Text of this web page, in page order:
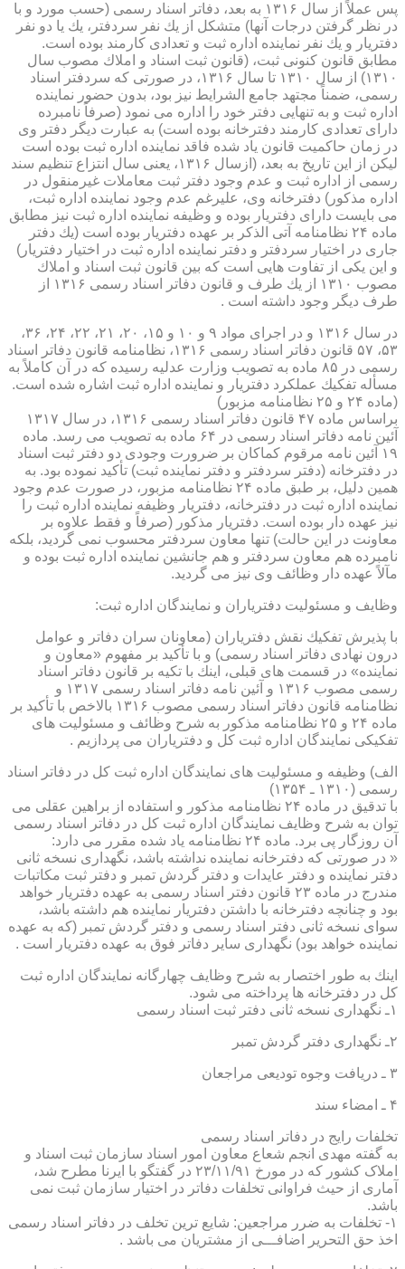
پس عملاً از سال ۱۳۱۶ به بعد، دفاتر اسناد رسمی (حسب مورد و با
در نظر گرفتن درجات آنها) متشكل از یك نفر سردفتر، یك یا دو نفر
دفتریار و یك نفر نماینده اداره ثبت و تعدادی كارمند بوده است.
مطابق قانون كنونی ثبت، (قانون ثبت اسناد و املاك مصوب سال
۱۳۱۰) از سال ۱۳۱۰ تا سال ۱۳۱۶، در صورتی كه سردفتر اسناد
رسمی، ضمناً مجتهد جامع الشرایط نیز بود، بدون حضور نماینده
اداره ثبت و به تنهایی دفتر خود را اداره می نمود (صرفاً نامبرده
دارای تعدادی كارمند دفترخانه بوده است) به عبارت دیگر دفتر وی
در زمان حاكمیت قانون یاد شده فاقد نماینده اداره ثبت بوده است
لیكن از این تاریخ به بعد، (ازسال ۱۳۱۶، یعنی سال انتزاع تنظیم سند
رسمی از اداره ثبت و عدم وجود دفتر ثبت معاملات غیرمنقول در
اداره مذكور) دفترخانه وی، علیرغم عدم وجود نماینده اداره ثبت،
می بایست دارای دفتریار بوده و وظیفه نماینده اداره ثبت نیز مطابق
ماده ۲۴ نظامنامه آتی الذكر بر عهده دفتریار بوده است (یك دفتر
جاری در اختیار سردفتر و دفتر نماینده اداره ثبت در اختیار دفتریار)
و این یكی از تفاوت هایی است كه بین قانون ثبت اسناد و املاك
مصوب ۱۳۱۰ از یك طرف و قانون دفاتر اسناد رسمی ۱۳۱۶ از
طرف دیگر وجود داشته است .
در سال ۱۳۱۶ و در اجرای مواد ۹ و ۱۰ و ۱۵، ۲۰، ۲۱، ۲۲، ۲۴، ۳۶،
۵۳، ۵۷ قانون دفاتر اسناد رسمی ۱۳۱۶، نظامنامه قانون دفاتر اسناد
رسمی در ۸۵ ماده به تصویب وزارت عدلیه رسیده كه در آن كاملاً به
مسأله تفكیك عملكرد دفتریار و نماینده اداره ثبت اشاره شده است.
(ماده ۲۴ و ۲۵ نظامنامه مزبور)
براساس ماده ۴۷ قانون دفاتر اسناد رسمی ۱۳۱۶، در سال ۱۳۱۷
آئین نامه دفاتر اسناد رسمی در ۶۴ ماده به تصویب می رسد. ماده
۱۹ آئین نامه مرقوم كماكان بر ضرورت وجودی دو دفتر ثبت اسناد
در دفترخانه (دفتر سردفتر و دفتر نماینده ثبت) تأكید نموده بود. به
همین دلیل، بر طبق ماده ۲۴ نظامنامه مزبور، در صورت عدم وجود
نماینده اداره ثبت در دفترخانه، دفتریار وظیفه نماینده اداره ثبت را
نیز عهده دار بوده است. دفتریار مذكور (صرفاً و فقط علاوه بر
معاونت در این حالت) تنها معاون سردفتر محسوب نمی گردید، بلكه
نامبرده هم معاون سردفتر و هم جانشین نماینده اداره ثبت بوده و
مآلاً عهده دار وظائف وی نیز می گردید.
وظایف و مسئولیت دفتریاران و نمایندگان اداره ثبت:
با پذیرش تفكیك نقش دفتریاران (معاونان سران دفاتر و عوامل
درون نهادی دفاتر اسناد رسمی) و با تأكید بر مفهوم «معاون و
نماینده» در قسمت های قبلی، اینك با تكیه بر قانون دفاتر اسناد
رسمی مصوب ۱۳۱۶ و آئین نامه دفاتر اسناد رسمی ۱۳۱۷ و
نظامنامه قانون دفاتر اسناد رسمی مصوب ۱۳۱۶ بالاخص با تأكید بر
ماده ۲۴ و ۲۵ نظامنامه مذكور به شرح وظائف و مسئولیت های
تفكیكی نمایندگان اداره ثبت كل و دفتریاران می پردازیم .
الف) وظیفه و مسئولیت های نمایندگان اداره ثبت كل در دفاتر اسناد
رسمی (۱۳۱۰ ـ ۱۳۵۴)
با تدقیق در ماده ۲۴ نظامنامه مذكور و استفاده از براهین عقلی می
توان به شرح وظایف نمایندگان اداره ثبت كل در دفاتر اسناد رسمی
آن روزگار پی برد. ماده ۲۴ نظامنامه یاد شده مقرر می دارد:
« در صورتی كه دفترخانه نماینده نداشته باشد، نگهداری نسخه ثانی
دفتر نماینده و دفتر عایدات و دفتر گردش تمبر و دفتر ثبت مكاتبات
مندرج در ماده ۲۳ قانون دفتر اسناد رسمی به عهده دفتریار خواهد
بود و چنانچه دفترخانه با داشتن دفتریار نماینده هم داشته باشد،
سوای نسخه ثانی دفتر اسناد رسمی و دفتر گردش تمبر (كه به عهده
نماینده خواهد بود) نگهداری سایر دفاتر فوق به عهده دفتریار است .
اینك به طور اختصار به شرح وظایف چهارگانه نمایندگان اداره ثبت
كل در دفترخانه ها پرداخته می شود.
۱ـ نگهداری نسخه ثانی دفتر ثبت اسناد رسمی
۲ـ نگهداری دفتر گردش تمبر
۳ ـ دریافت وجوه تودیعی مراجعان
۴ ـ امضاء سند
تخلفات رایج در دفاتر اسناد رسمی
به گفته مهدی انجم شعاع معاون امور اسناد سازمان ثبت اسناد و
املاک کشور که در مورخ ۲۳/۱۱/۹۱ در گفتگو با ایرنا مطرح شد،
آماری از حیث فراوانی تخلفات دفاتر در اختیار سازمان ثبت نمی
باشد.
۱- تخلفات به ضرر مراجعین: شایع ترین تخلف در دفاتر اسناد رسمی
اخذ حق التحریر اضافـــی از مشتریان می باشد .